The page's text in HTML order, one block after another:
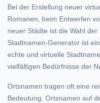
Bei der Erstellung neuer
Romanen, beim Entwerfen
neuer Städte ist die Wahl
Stadtnamen-Generator ist
echte und virtuelle
vielfältigen Bedürfnisse der
Ortsnamen tragen oft eine
Bedeutung. Ortsnamen auf